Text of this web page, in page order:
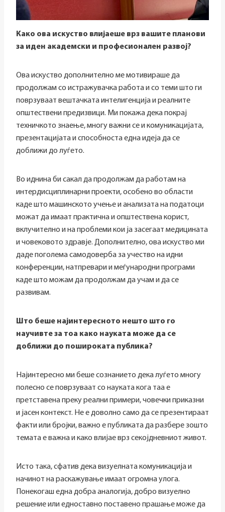
Како ова искуство влијаеше врз вашите планови
за иден академски и професионален развој?
Ова искуство дополнително ме мотивираше да
продолжам со истражувачка работа и со теми што ги
поврзуваат вештачката интелигенција и реалните
општествени предизвици. Ми покажа дека покрај
техничкото знаење, многу важни се и комуникацијата,
презентацијата и способноста една идеја да се
доближи до луѓето.
Во иднина би сакал да продолжам да работам на
интердисциплинарни проекти, особено во области
каде што машинското учење и анализата на податоци
можат да имаат практична и општествена корист,
вклучително и на проблеми кои ја засегаат медицината
и човековото здравје. Дополнително, ова искуство ми
даде поголема самодоверба за учество на идни
конференции, натпревари и меѓународни програми
каде што можам да продолжам да учам и да се
развивам.
Што беше најинтересното нешто што го
научивте за тоа како науката може да се
доближи до пошироката публика?
Најинтересно ми беше сознанието дека луѓето многу
полесно се поврзуваат со науката кога таа е
претставена преку реални примери, човечки приказни
и јасен контекст. Не е доволно само да се презентираат
факти или бројки, важно е публиката да разбере зошто
темата е важна и како влијае врз секојдневниот живот.
Исто така, сфатив дека визуелната комуникација и
начинот на раскажување имаат огромна улога.
Понекогаш една добра аналогија, добро визуелно
решение или едноставно поставено прашање може да